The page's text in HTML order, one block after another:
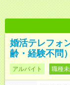
婚活テレフォ
齢・経験不問
アルバイト 職種